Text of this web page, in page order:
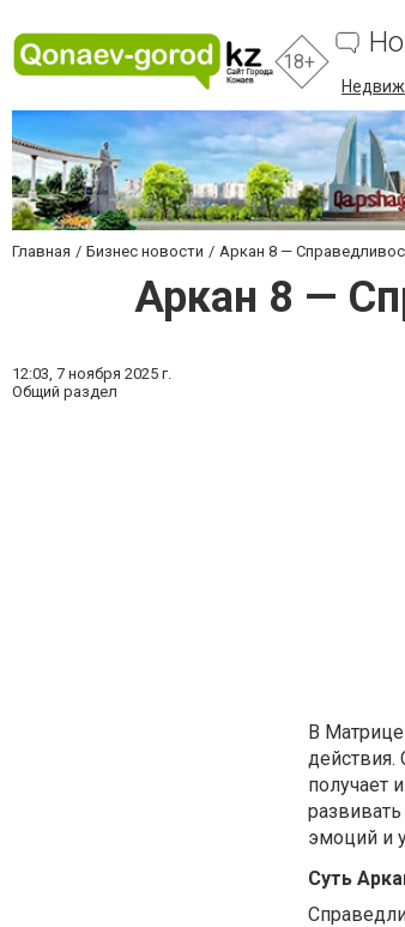
18+
Главная Бизнес новости Аркан 8 —
Аркан 8 —
12:03, 7 ноября 2025 г.
Общий раздел
В Матрице
действия.
получает
эмоций и
Суть